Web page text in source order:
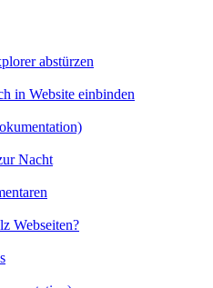
abstürzen
in Website einbinden
Nacht
Webseiten?